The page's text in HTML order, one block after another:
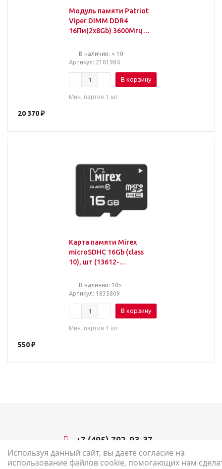
Модуль памяти Patriot
Viper DIMM DDR4
16Пи(2x8Gb) 3600Мгц
В наличии: < 10
Артикул: 2101984
В корзину
Мин. партия 1 шт
20 370₽
Карта памяти Mirex
microSDHC 16Gb (class
10), шт (13612-
В наличии: 10>
Артикул: 1835809
В корзину
Мин. партия 1 шт
550₽
+7 (495) 792-93-37
Используя данный сайт, вы даете согласие на
использование файлов cookie, помогающих нам